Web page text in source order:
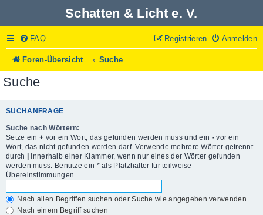
Schatten & Licht e. V.
FAQ Anmelden
Registrieren
Foren-Übersicht Suche
Suche
SUCHANFRAGE
Suche nach Wörtern:
Setze ein + vor ein Wort, das gefunden werden muss und ein -vor ein
Wort, das nicht gefunden werden darf. Verwende mehrere Wörter getrennt
durch | innerhalb einer Klammer, wenn nur eines der Wörter gefunden
werden muss. Benutze ein * als Platzhalter für teilweise
Übereinstimmungen.
Nach allen Begriffen suchen oder Suche wie angegeben verwenden
Nach einem Begriff suchen